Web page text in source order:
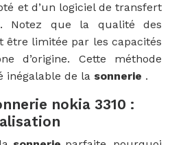
et d’un logiciel de transfert
Notez que la qualité des
être limitée par les capacités
d’origine. Cette méthode
inégalable de la sonnerie .
nokia 3310 :